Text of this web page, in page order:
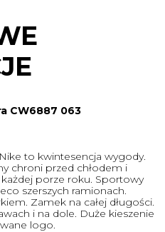
CW6887 063
to kwintesencja wygody.
chroni przed chłodem i
porze roku. Sportowy
szerszych ramionach.
Zamek na całej długości.
i na dole. Duże kieszenie
logo.